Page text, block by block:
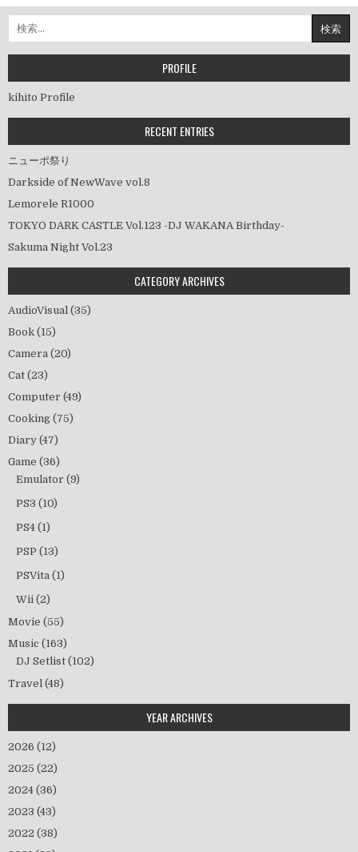
ナ
ビ
ゲ
シ
索:
PROFILE
kihito Profile
RECENT ENTRIES
ニューポ祭り
Darkside of NewWave vol.8
Lemorele R1000
TOKYO DARK CASTLE Vol.123 -DJ WAKANA Birthday-
Sakuma Night Vol.23
CATEGORY ARCHIVES
AudioVisual (35)
Book (15)
Camera (20)
Cat (23)
Computer (49)
Cooking (75)
Diary (47)
Game (36)
Emulator (9)
PS3 (10)
PS4 (1)
PSP (13)
PSVita (1)
Wii (2)
Movie (55)
Music (163)
DJ Setlist (102)
Travel (48)
YEAR ARCHIVES
2026 (12)
2025 (22)
2024 (36)
2023 (43)
2022 (38)